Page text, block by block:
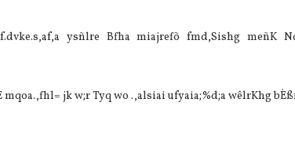
ysñlre Bfha miajrefõ fmd,Sishg meñK
mqoa.,fhl= jk w;r Tyq wo .,alsiai ufyaia;%d;a wêlrKhg